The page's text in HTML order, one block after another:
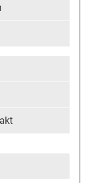
Kontakt